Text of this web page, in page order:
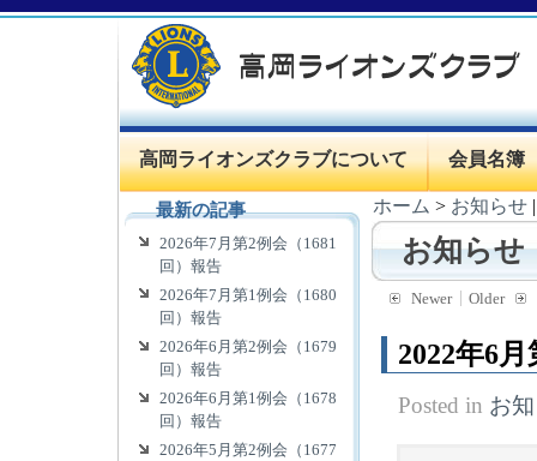
高岡ライオンズクラブについて 会員名簿
ホーム > お知らせ
お知らせ
Newer Older
2022年6
Posted in お
最新の記事
2026年7月第2例会（1681
回）報告
2026年7月第1例会（1680
回）報告
2026年6月第2例会（1679
回）報告
2026年6月第1例会（1678
回）報告
2026年5月第2例会（1677